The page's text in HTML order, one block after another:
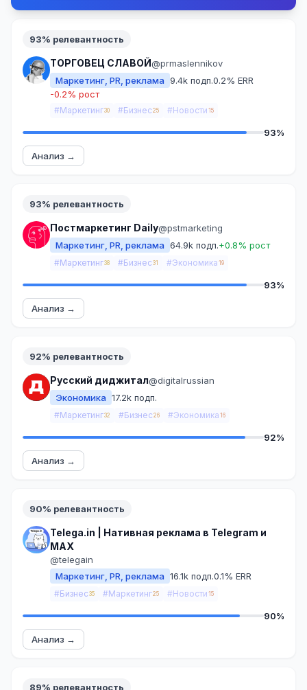
93% релевантность
ТОРГОВЕЦ СЛАВОЙ@prmaslennikov
Маркетинг, PR, реклама 9.4k подп.0.2% ERR
-0.2% рост
#Маркетинг30 #Бизнес 25 #Новости 15
93%
Анализ →
93% релевантность
Постмаркетинг Daily@pstmarketing
Маркетинг, PR, реклама 64.9k подп.+0.8% рост
#Маркетинг38 #Бизнес 31 #Экономика 19
93%
Анализ →
92% релевантность
Русский диджитал@digitalrussian
Экономика 17.2k подп.
#Маркетинг32 #Бизнес 26 #Экономика 16
92%
Анализ →
90% релевантность
Telega.in | Нативная реклама в Telegram и
MAX
@telegain
Маркетинг, PR, реклама 16.1k подп.0.1% ERR
#Бизнес 35 #Маркетинг25 #Новости 15
90%
Анализ →
89% релевантность